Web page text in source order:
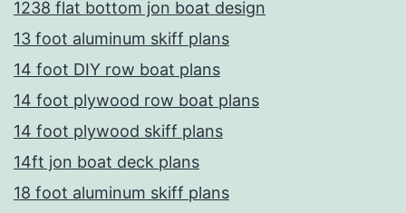
1238 flat bottom jon boat design
13 foot aluminum skiff plans
14 foot DIY row boat plans
14 foot plywood row boat plans
14 foot plywood skiff plans
14ft jon boat deck plans
18 foot aluminum skiff plans